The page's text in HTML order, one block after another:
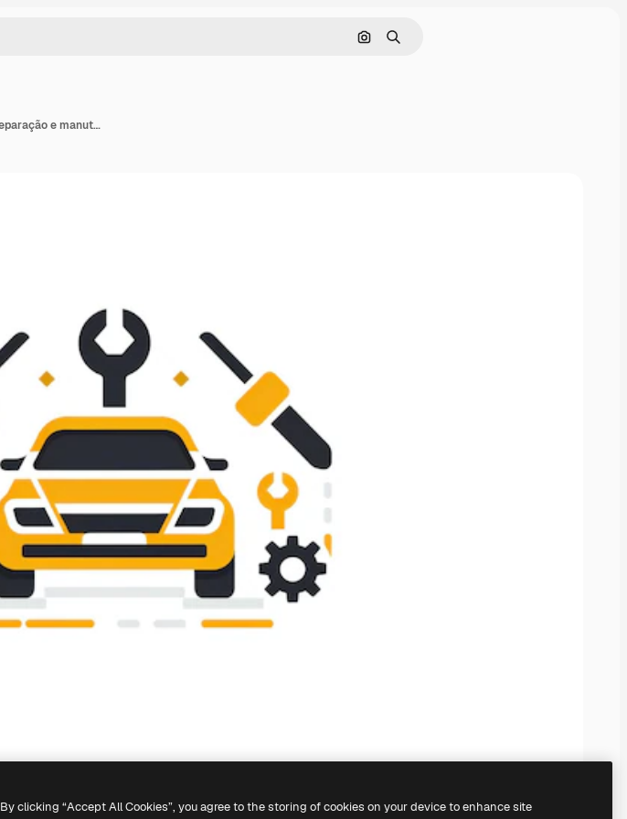
Pesquisar por imagem
Buscar
Conjunto abrangente de ferramentas de automóveis para reparação e manutenção de automóveis
By clicking “Accept All Cookies”, you agree to the storing of cookies on your device to enhance site